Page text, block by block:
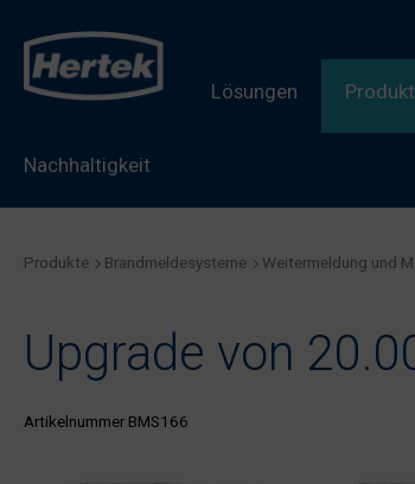
Lösungen
Nachhaltigkeit
Produkte Brandmeldesysteme Weitermeldung und
Upgrade von
Artikelnummer BMS166